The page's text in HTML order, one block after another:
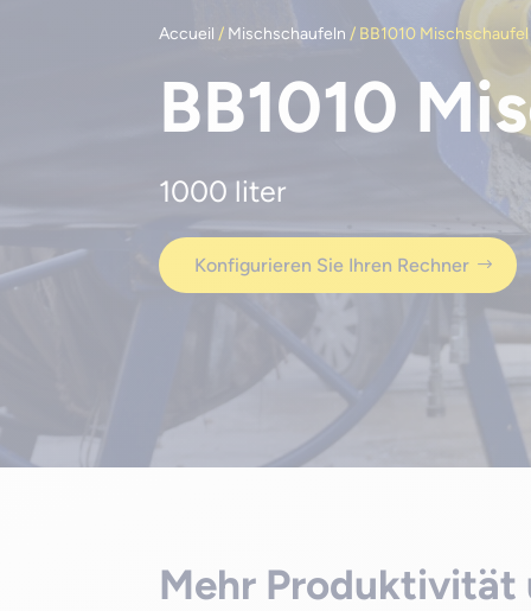
Accueil / Mischschaufeln / BB1010 Mischschaufel
BB1010
1000 liter
Konfigurieren Sie Ihren Rechner
Mehr Produktivität